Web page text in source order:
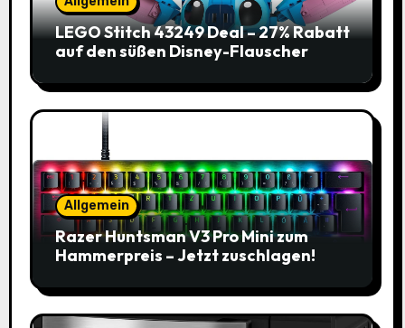
LEGO Stitch 43249 Deal – 27% Rabatt
auf den süßen Disney-Flauscher
Allgemein
Razer Huntsman V3 Pro Mini zum
Hammerpreis – Jetzt zuschlagen!